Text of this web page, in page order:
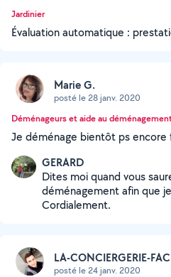
Jardinier
Évaluation automatique :
Marie G.
posté le 28 janv. 2020
Déménageurs et aide au
Je déménage bientôt ps encore
GERARD
Dites moi quand vous
déménagement afin que
Cordialement.
LA-CONCIERGERIE-
posté le 24 janv. 2020